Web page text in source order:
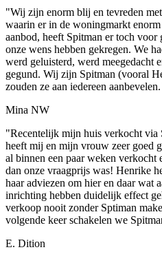
"Wij zijn enorm blij en tevreden
waarin er in de woningmarkt
aanbod, heeft Spitman er toch
onze wens hebben gekregen. We
werd geluisterd, werd meegedacht
gegund. Wij zijn Spitman (vooral
zouden ze aan iedereen
Mina NW
"Recentelijk mijn huis verkocht via
heeft mij en mijn vrouw zeer goed
al binnen een paar weken verkocht
dan onze vraagprijs was! Henrike
haar adviezen om hier en daar wat
inrichting hebben duidelijk effect
verkoop nooit zonder Sptiman
volgende keer schakelen we
E. Dition